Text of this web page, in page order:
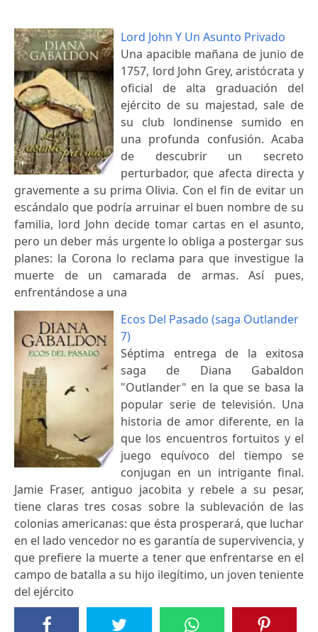
Lord John Y Un Asunto Privado
Una apacible mañana de junio de
1757, lord John Grey, aristócrata y
oficial de alta graduación del
ejército de su majestad, sale de
su club londinense sumido en
una profunda confusión. Acaba
de descubrir un secreto
perturbador, que afecta directa y
gravemente a su prima Olivia. Con el fin de evitar un
escándalo que podría arruinar el buen nombre de su
familia, lord John decide tomar cartas en el asunto,
pero un deber más urgente lo obliga a postergar sus
planes: la Corona lo reclama para que investigue la
muerte de un camarada de armas. Así pues,
enfrentándose a una
Ecos Del Pasado (saga Outlander
7)
Séptima entrega de la exitosa
saga de Diana Gabaldon
"Outlander" en la que se basa la
popular serie de televisión. Una
historia de amor diferente, en la
que los encuentros fortuitos y el
juego equívoco del tiempo se
conjugan en un intrigante final.
Jamie Fraser, antiguo jacobita y rebele a su pesar,
tiene claras tres cosas sobre la sublevación de las
colonias americanas: que ésta prosperará, que luchar
en el lado vencedor no es garantía de supervivencia, y
que prefiere la muerte a tener que enfrentarse en el
campo de batalla a su hijo ilegítimo, un joven teniente
del ejército